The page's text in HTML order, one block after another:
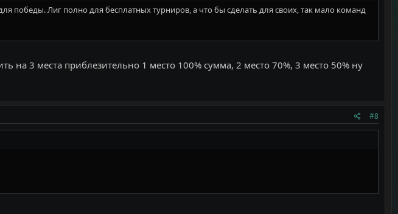
победы. Лиг полно для бесплатных турниров, а что бы сделать для своих, так мало команд
на 3 места приблезительно 1 место 100% сумма, 2 место 70%, 3 место 50% ну
#8